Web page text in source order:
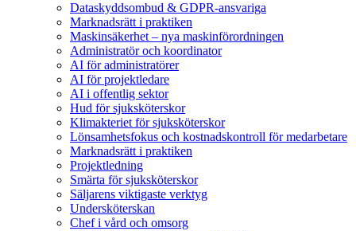
Dataskyddsombud & GDPR-ansvariga
Marknadsrätt i praktiken
Maskinsäkerhet – nya maskinförordningen
Administratör och koordinator
AI för administratörer
AI för projektledare
AI i offentlig sektor
Hud för sjuksköterskor
Klimakteriet för sjuksköterskor
Lönsamhetsfokus och kostnadskontroll för medarbetare
Marknadsrätt i praktiken
Projektledning
Smärta för sjuksköterskor
Säljarens viktigaste verktyg
Undersköterskan
Chef i vård och omsorg